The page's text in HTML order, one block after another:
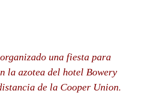
una fiesta para
la azotea del hotel Bowery
de la Cooper Union.